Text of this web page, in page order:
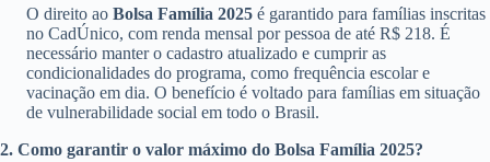
O direito ao Bolsa Família 2025 é garantido para famílias inscritas
no CadÚnico, com renda mensal por pessoa de até R$ 218. É
necessário manter o cadastro atualizado e cumprir as
condicionalidades do programa, como frequência escolar e
vacinação em dia. O benefício é voltado para famílias em situação
de vulnerabilidade social em todo o Brasil.
2. Como garantir o valor máximo do Bolsa Família 2025?